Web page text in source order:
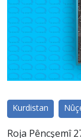
Kurdistan
Roja Pêncşemî